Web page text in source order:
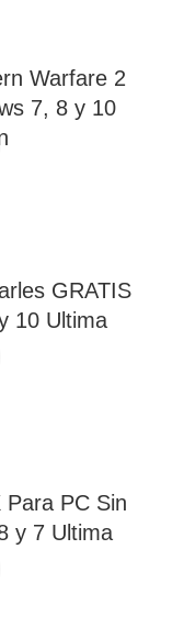
Warfare 2
7, 8 y 10
GRATIS
10 Ultima
PC Sin
y 7 Ultima